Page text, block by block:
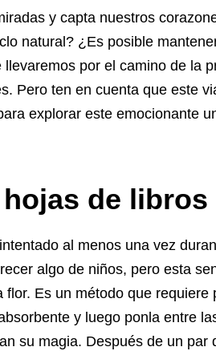
y capta nuestros
natural? ¿Es posible
por el camino de la
Pero ten en cuenta que este
explorar este emocionante
de libros
al menos una vez
algo de niños, pero esta
Es un método que requiere
y luego ponla entre
su magia. Después de un par